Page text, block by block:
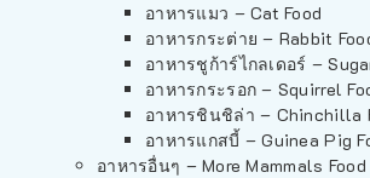
อาหารแมว – Cat Food
อาหารกระต่าย – Rabbit
อาหารชูก้าร์ไกลเดอร์ –
อาหารกระรอก – Squirrel
อาหารชินชิล่า – Chinchilla
อาหารแกสบี้ – Guinea Pig
อาหารอื่นๆ – More Mammals Food